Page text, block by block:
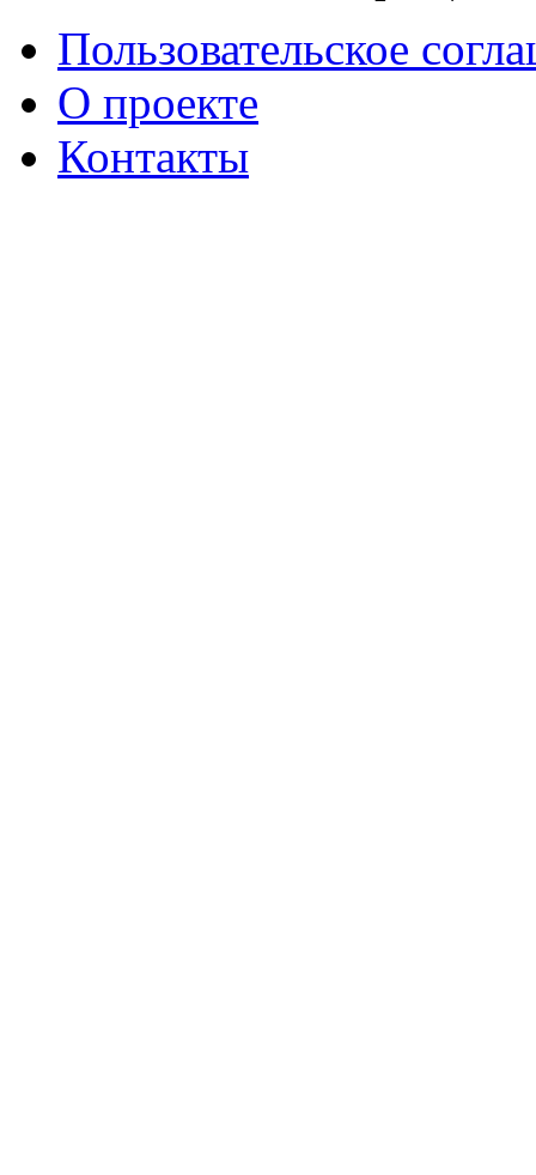
Пользовательское
О проекте
Контакты